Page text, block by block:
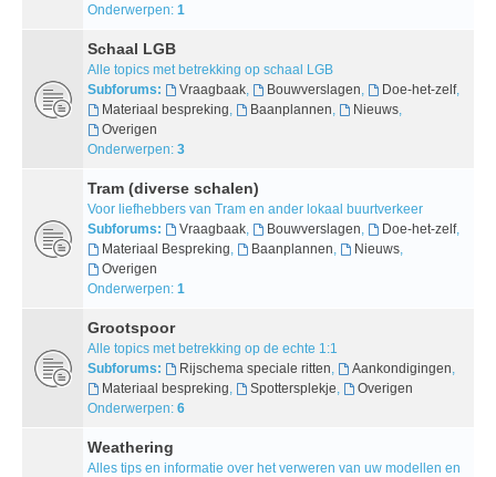
Onderwerpen: 1
Schaal LGB
Alle topics met betrekking op schaal LGB
Subforums:
Vraagbaak, Bouwverslagen, Doe-het-zelf,
Materiaal bespreking, Baanplannen, Nieuws,
Overigen
Onderwerpen: 3
Tram (diverse schalen)
Voor liefhebbers van Tram en ander lokaal buurtverkeer
Subforums:
Vraagbaak, Bouwverslagen, Doe-het-zelf,
Materiaal Bespreking, Baanplannen, Nieuws,
Overigen
Onderwerpen: 1
Grootspoor
Alle topics met betrekking op de echte 1:1
Subforums:
Rijschema speciale ritten, Aankondigingen,
Materiaal bespreking, Spottersplekje,
Overigen
Onderwerpen: 6
Weathering
Alles tips en informatie over het verweren van uw modellen en